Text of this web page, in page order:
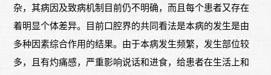
杂，其病因及致病机制目前仍不明确，而且每个患者又存在
着明显个体差异。目前口腔界的共同看法是本病的发生是由
多种因素综合作用的结果。由于本病发生频繁，发生部位较
多，且有灼痛感，严重影响说话和进食，给患者在生活上和